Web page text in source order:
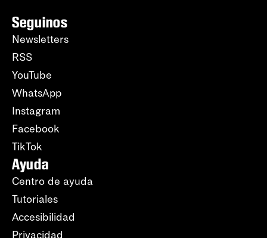
Seguinos
Newsletters
RSS
YouTube
WhatsApp
Instagram
Facebook
TikTok
Ayuda
Centro de ayuda
Tutoriales
Accesibilidad
Privacidad